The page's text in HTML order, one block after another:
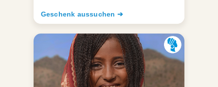
Geschenk aussuchen ➔